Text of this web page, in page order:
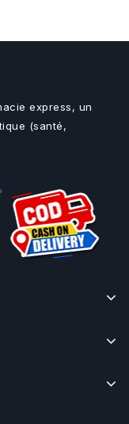
express, un
(santé,